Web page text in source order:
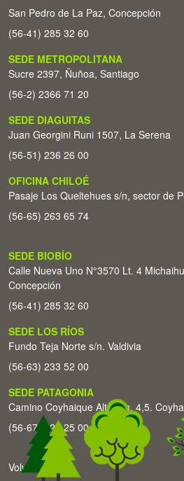
San Pedro de La Paz, Concepción
(56-41) 285 32 60
SEDE METROPOLITANA
Sucre 2397, Ñuñoa, Santiago
(56-2) 2366 71 20
SEDE DIAGUITAS
Juan Georgini Runi 1507, La Serena
(56-51) 236 26 00
OFICINA CHILOÉ
Pasaje Los Queltehues s/n, sector de
(56-65) 263 65 74
SEDE BIOBÍO
Calle Nueva Uno N°3570 Lt. 4
Concepción
(56-41) 285 32 60
SEDE LOS RÍOS
Fundo Teja Norte s/n. Valdivia
(56-63) 233 52 00
SEDE PATAGONIA
Camino Coyhaique Alto Km. 4,5.
(56-67) 226 25 00
Volver arriba